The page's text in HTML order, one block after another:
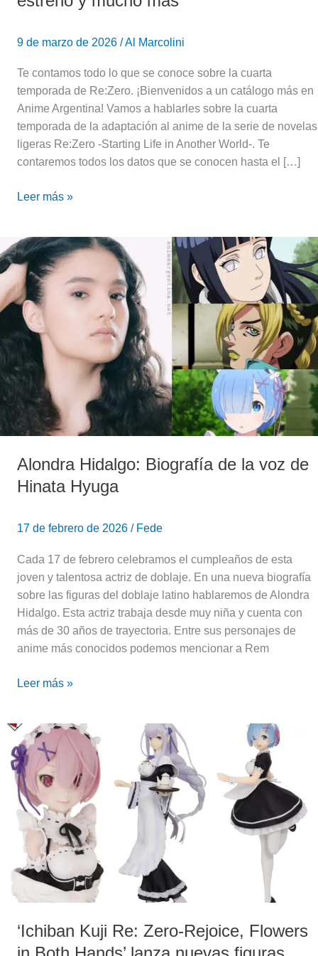
9 de marzo de 2026 /Al Marcolini
Te contamos todo lo que se conoce sobre la cuarta
temporada de Re:Zero. ¡Bienvenidos a un catálogo más en
Anime Argentina! Vamos a hablarles sobre la cuarta
temporada de la adaptación al anime de la serie de novelas
ligeras Re:Zero -Starting Life in Another World-. Te
contaremos todos los datos que se conocen hasta el […]
Leer más »
Alondra Hidalgo: Biografía de la voz de
Hinata Hyuga
17 de febrero de 2026 / Fede
Cada 17 de febrero celebramos el cumpleaños de esta
joven y talentosa actriz de doblaje. En una nueva biografía
sobre las figuras del doblaje latino hablaremos de Alondra
Hidalgo. Esta actriz trabaja desde muy niña y cuenta con
más de 30 años de trayectoria. Entre sus personajes de
anime más conocidos podemos mencionar a Rem
Alondra
Hidalgo:
Biografía
de
la
voz
Hinata
Hyuga
Leer más »
‘Ichiban Kuji Re: Zero-Rejoice, Flowers
‘Ichiban
Kuji
Re:
Zero-
Rejoice,
Flowers
Both
Hands’
figuras